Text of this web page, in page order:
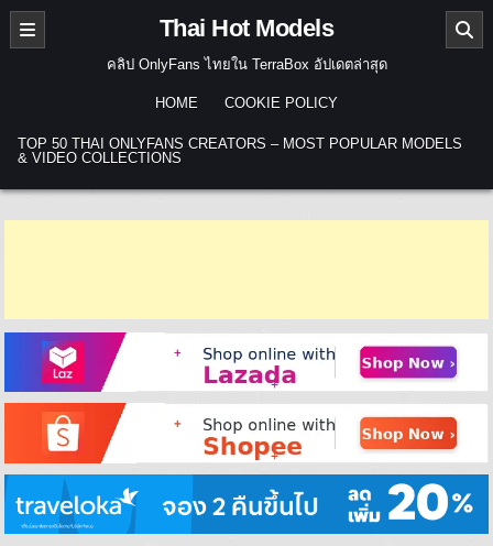
Skip to content
Thai Hot Models
คลิป OnlyFans ไทยใน TerraBox อัปเดตล่าสุด
HOME COOKIE POLICY
TOP 50 THAI ONLYFANS CREATORS – MOST POPULAR MODELS
& VIDEO COLLECTIONS